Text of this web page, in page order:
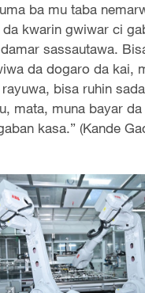
ba mu taba
kwarin gwiwar ci
sassautawa.
da dogaro da kai,
bisa ruhin
mata, muna bayar
kasa.” (Kande